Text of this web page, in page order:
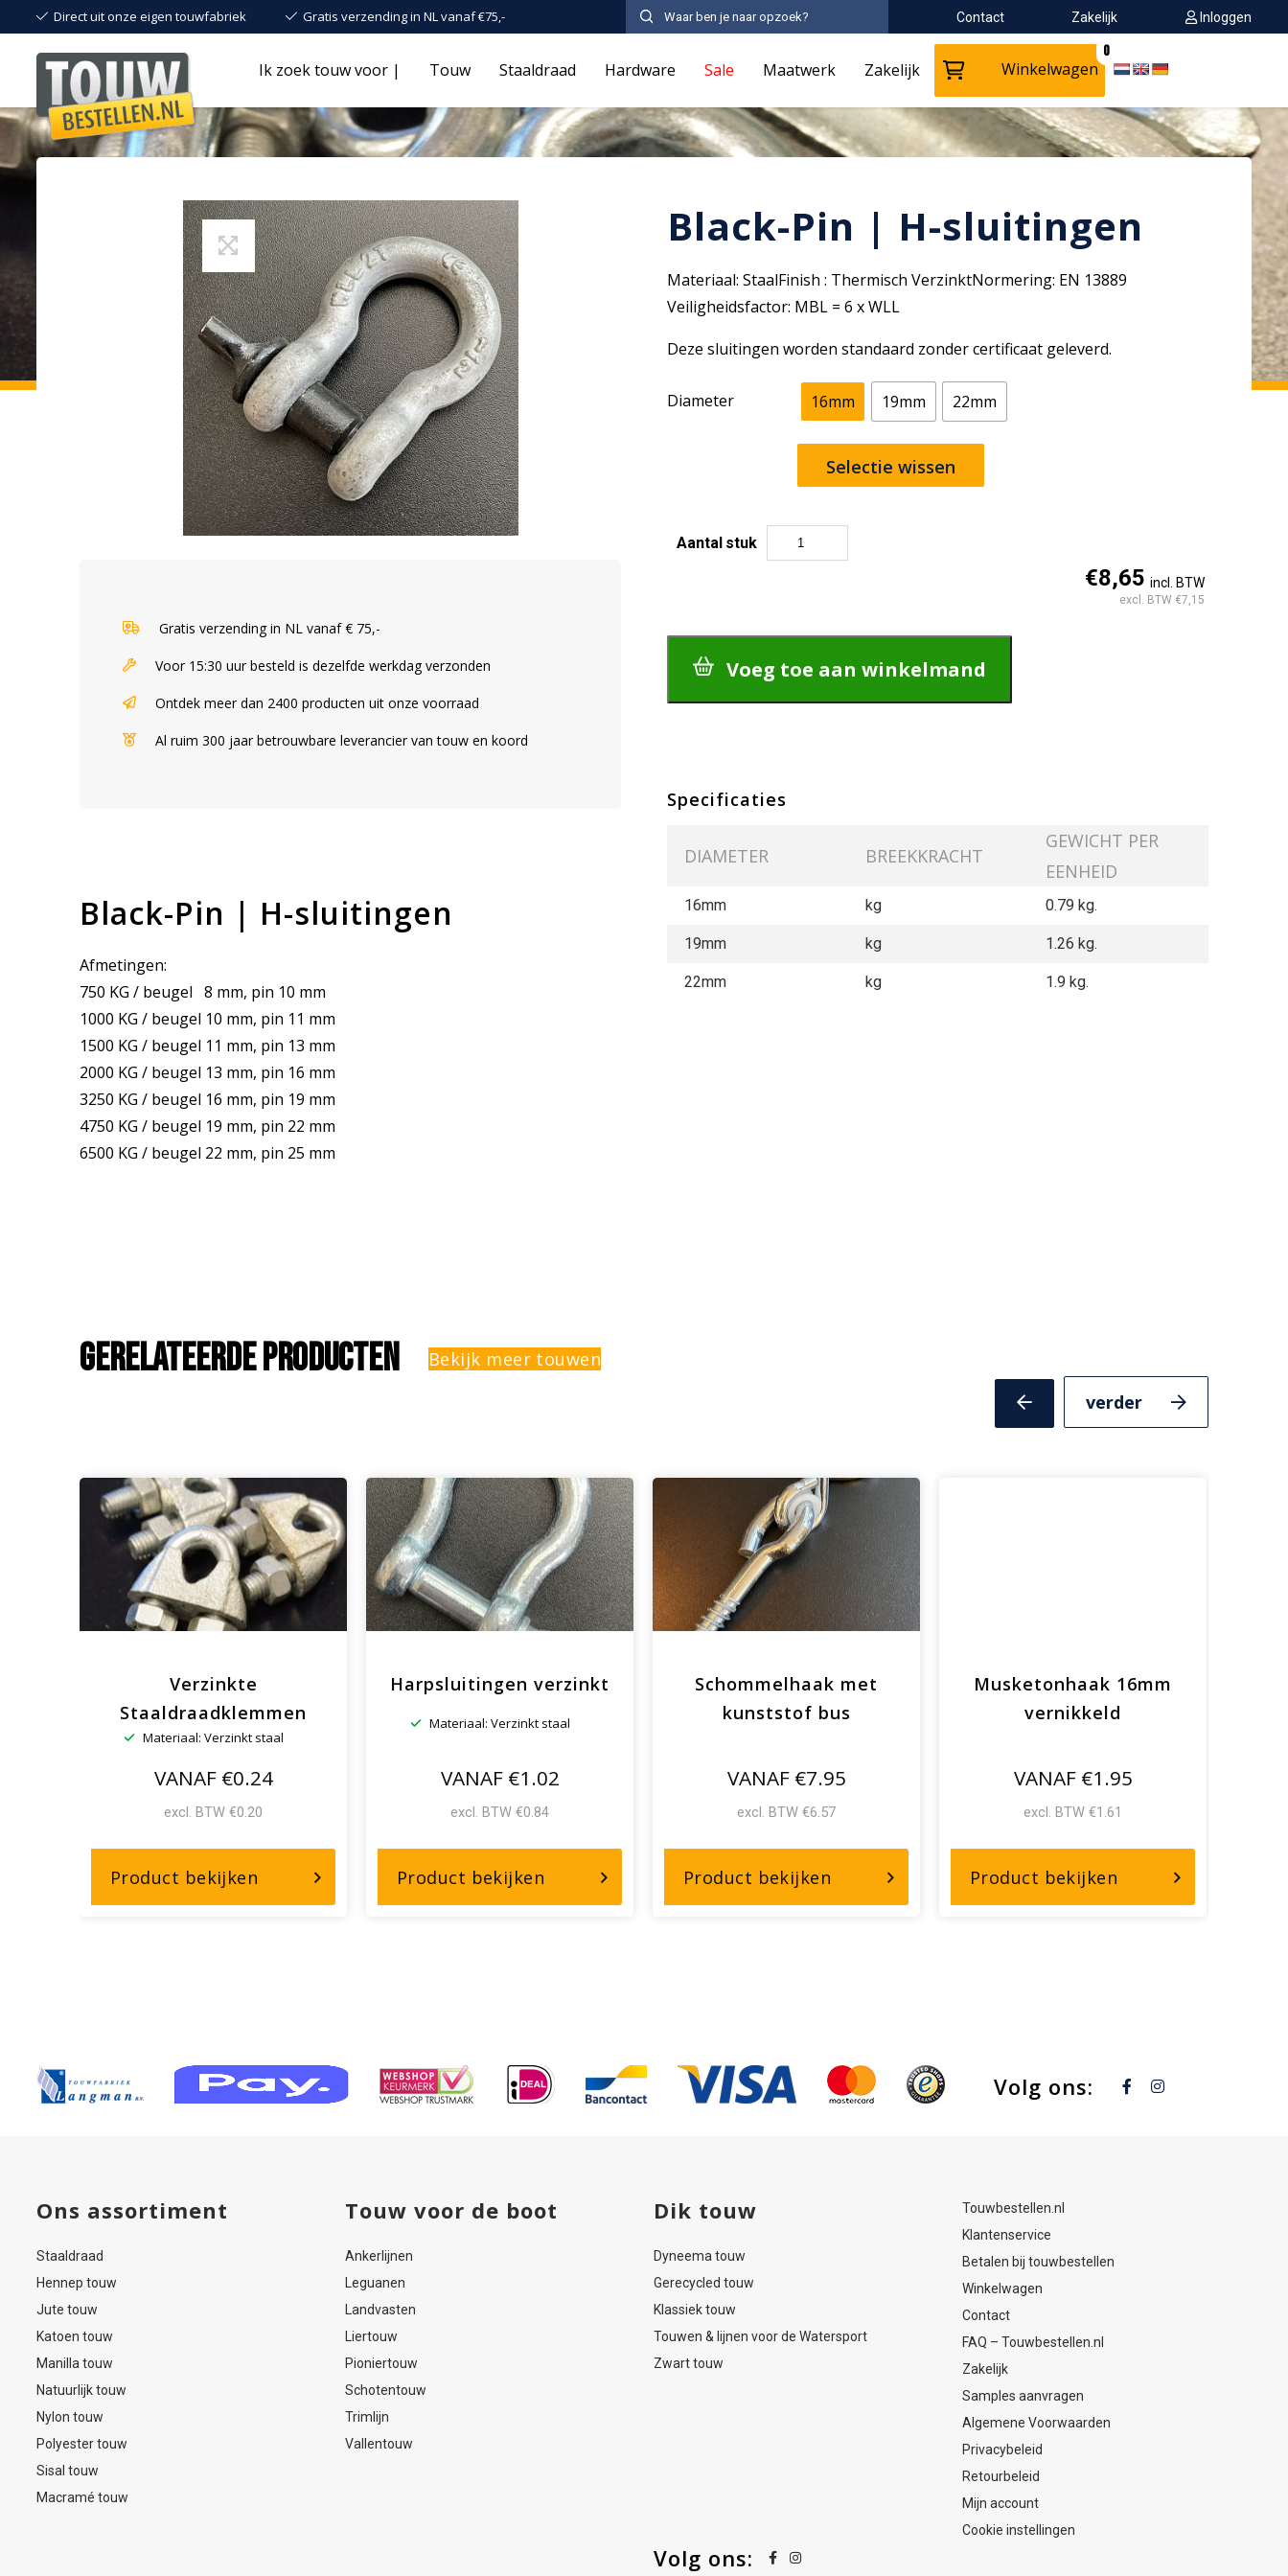
Direct uit onze eigen touwfabriek Gratis verzending in NL vanaf €75,- Contact Zakelijk Inloggen
Ik zoek touw voor | Touw Staaldraad Hardware Sale Maatwerk Zakelijk Winkelwagen
0
Gratis verzending in NL vanaf € 75,-
Voor 15:30 uur besteld is dezelfde werkdag verzonden
Ontdek meer dan 2400 producten uit onze voorraad
Al ruim 300 jaar betrouwbare leverancier van touw en koord
Black-Pin | H-sluitingen
Afmetingen:
750 KG / beugel 8 mm, pin 10 mm
1000 KG / beugel 10 mm, pin 11 mm
1500 KG / beugel 11 mm, pin 13 mm
2000 KG / beugel 13 mm, pin 16 mm
3250 KG / beugel 16 mm, pin 19 mm
4750 KG / beugel 19 mm, pin 22 mm
6500 KG / beugel 22 mm, pin 25 mm
Black-Pin | H-sluitingen
Materiaal: StaalFinish : Thermisch VerzinktNormering: EN 13889
Veiligheidsfactor: MBL = 6 x WLL
Deze sluitingen worden standaard zonder certificaat geleverd.
Diameter 16mm 19mm 22mm
Selectie wissen
Aantal stuk
sluitingen
€8,65 incl. BTW
excl. BTW €7,15
Voeg toe aan winkelmand
Specificaties
DIAMETER BREEKKRACHT
GEWICHT PER
EENHEID
16mm kg 0.79 kg.
19mm kg 1.26 kg.
22mm kg 1.9 kg.
Gerelateerde producten Bekijk meer touwen
Verzinkte
Staaldraadklemmen
Materiaal: Verzinkt staal
VANAF €0.24
excl. BTW €0.20
Product bekijken
Verzinkte
Harpsluitingen verzinkt
Materiaal: Verzinkt staal
VANAF €1.02
excl. BTW €0.84
Product bekijken
Harpsluitingen
Schommelhaak met
kunststof bus
VANAF €7.95
excl. BTW €6.57
Product bekijken
Schommelhaak
Musketonhaak 16mm
vernikkeld
VANAF €1.95
excl. BTW €1.61
Product bekijken
Musketonhaak
Vorige
slide
Volgende
Volg ons:
Ons assortiment
Staaldraad
Hennep touw
Jute touw
Katoen touw
Manilla touw
Natuurlijk touw
Nylon touw
Polyester touw
Sisal touw
Macramé touw
Touw voor de boot
Ankerlijnen
Leguanen
Landvasten
Liertouw
Pioniertouw
Schotentouw
Trimlijn
Vallentouw
Dik touw
Dyneema touw
Gerecycled touw
Klassiek touw
Touwen & lijnen voor de Watersport
Zwart touw
Touwbestellen.nl
Klantenservice
Betalen bij touwbestellen
Winkelwagen
Contact
FAQ – Touwbestellen.nl
Zakelijk
Samples aanvragen
Algemene Voorwaarden
Privacybeleid
Retourbeleid
Mijn account
Cookie instellingen
Volg ons: